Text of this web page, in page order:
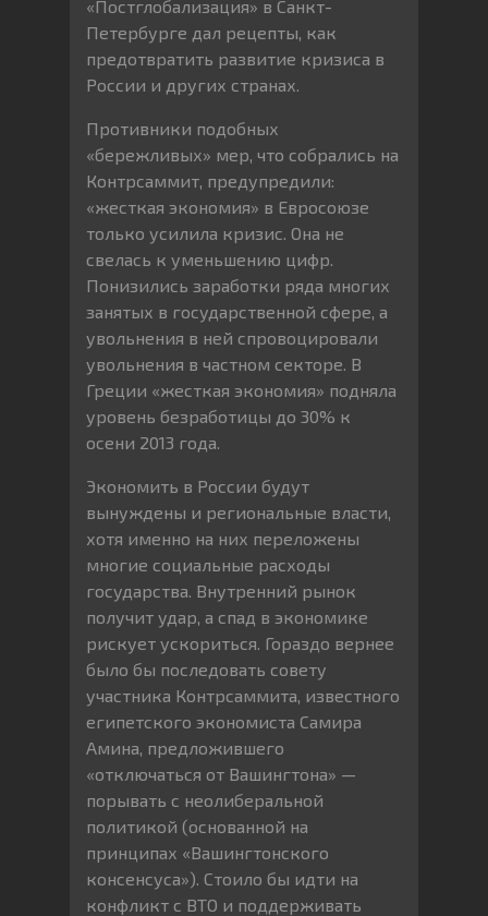
«Постглобализация» в Санкт-
Петербурге дал рецепты, как
предотвратить развитие кризиса в
России и других странах.
Противники подобных
«бережливых» мер, что собрались на
Контрсаммит, предупредили:
«жесткая экономия» в Евросоюзе
только усилила кризис. Она не
свелась к уменьшению цифр.
Понизились заработки ряда многих
занятых в государственной сфере, а
увольнения в ней спровоцировали
увольнения в частном секторе. В
Греции «жесткая экономия» подняла
уровень безработицы до 30% к
осени 2013 года.
Экономить в России будут
вынуждены и региональные власти,
хотя именно на них переложены
многие социальные расходы
государства. Внутренний рынок
получит удар, а спад в экономике
рискует ускориться. Гораздо вернее
было бы последовать совету
участника Контрсаммита, известного
египетского экономиста Самира
Амина, предложившего
«отключаться от Вашингтона» —
порывать с неолиберальной
политикой (основанной на
принципах «Вашингтонского
консенсуса»). Стоило бы идти на
конфликт с ВТО и поддерживать